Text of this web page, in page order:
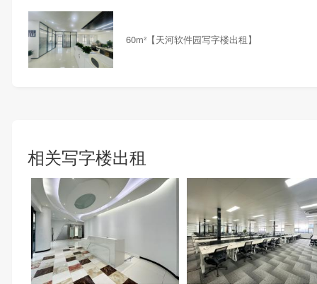
60m²【天河软件园写字楼出租】
相关写字楼出租